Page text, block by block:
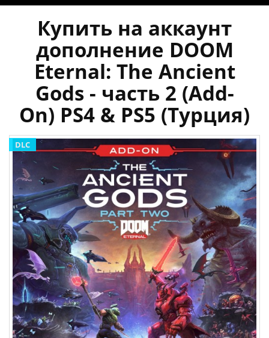
Купить на аккаунт
дополнение DOOM
Eternal: The Ancient
Gods - часть 2 (Add-
On) PS4 & PS5 (Турция)
DLC